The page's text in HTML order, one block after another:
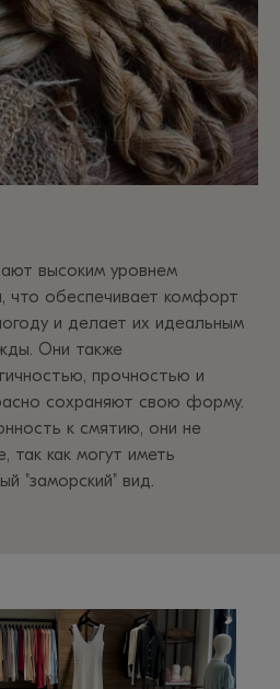
высоким уровнем
что обеспечивает комфорт
и делает их идеальным
Они также
прочностью и
сохраняют свою форму.
к смятию, они не
так как могут иметь
"заморский" вид.